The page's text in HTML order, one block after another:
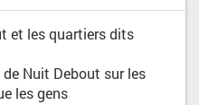
et les quartiers dits
Nuit Debout sur les
les gens